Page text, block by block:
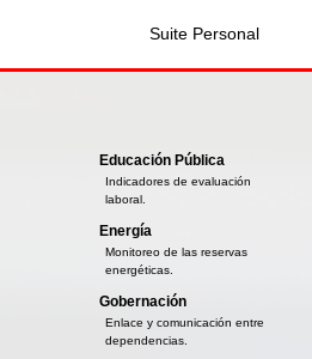
Suite Personal
Educación Pública
Indicadores de evaluación
laboral.
Energía
Monitoreo de las reservas
energéticas.
Gobernación
Enlace y comunicación entre
dependencias.